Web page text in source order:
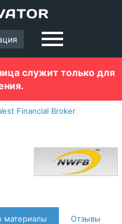
служит только для
Financial Broker
материалы Отзывы